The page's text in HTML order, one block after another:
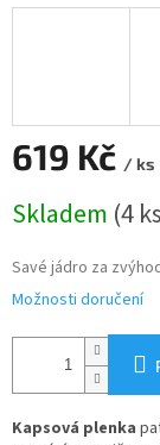
619 Kč / ks
cena:
Skladem (4
Savé jádro za
Možnosti doručení
Kapsová plenka